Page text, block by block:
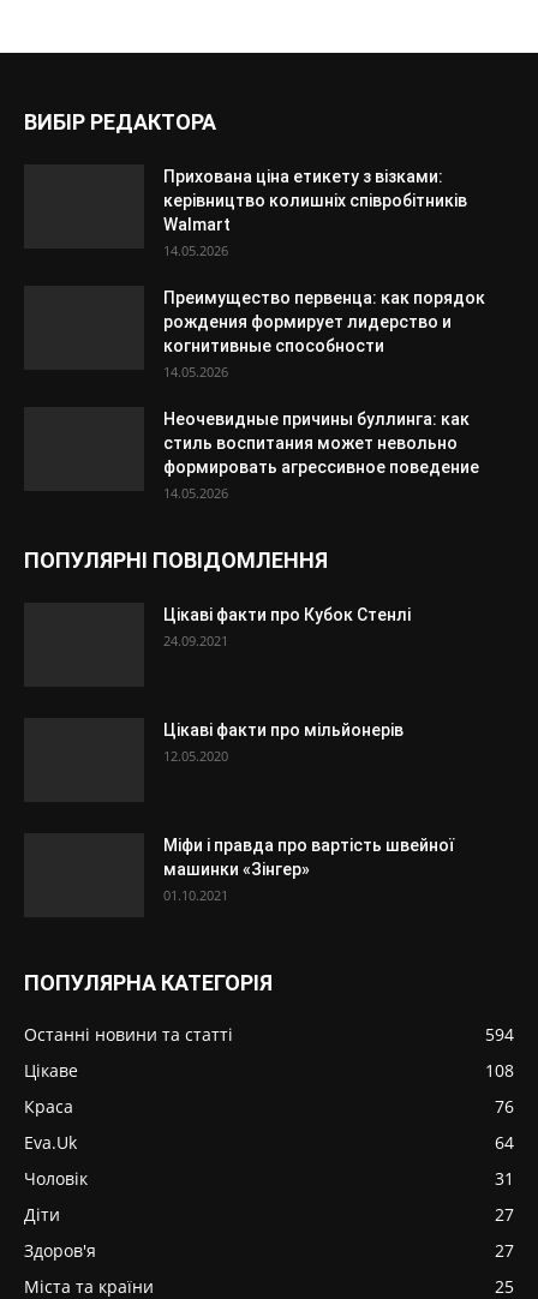
ВИБІР РЕДАКТОРА
Прихована ціна етикету з візками:
керівництво колишніх співробітників
Walmart
14.05.2026
Преимущество первенца: как порядок
рождения формирует лидерство и
когнитивные способности
14.05.2026
Неочевидные причины буллинга: как
стиль воспитания может невольно
формировать агрессивное поведение
14.05.2026
ПОПУЛЯРНІ ПОВІДОМЛЕННЯ
Цікаві факти про Кубок Стенлі
24.09.2021
Цікаві факти про мільйонерів
12.05.2020
Міфи і правда про вартість швейної
машинки «Зінгер»
01.10.2021
ПОПУЛЯРНА КАТЕГОРІЯ
Останні новини та статті
594
Цікаве
108
Краса
76
Eva.Uk
64
Чоловік
31
Діти
27
Здоров'я
27
Міста та країни
25